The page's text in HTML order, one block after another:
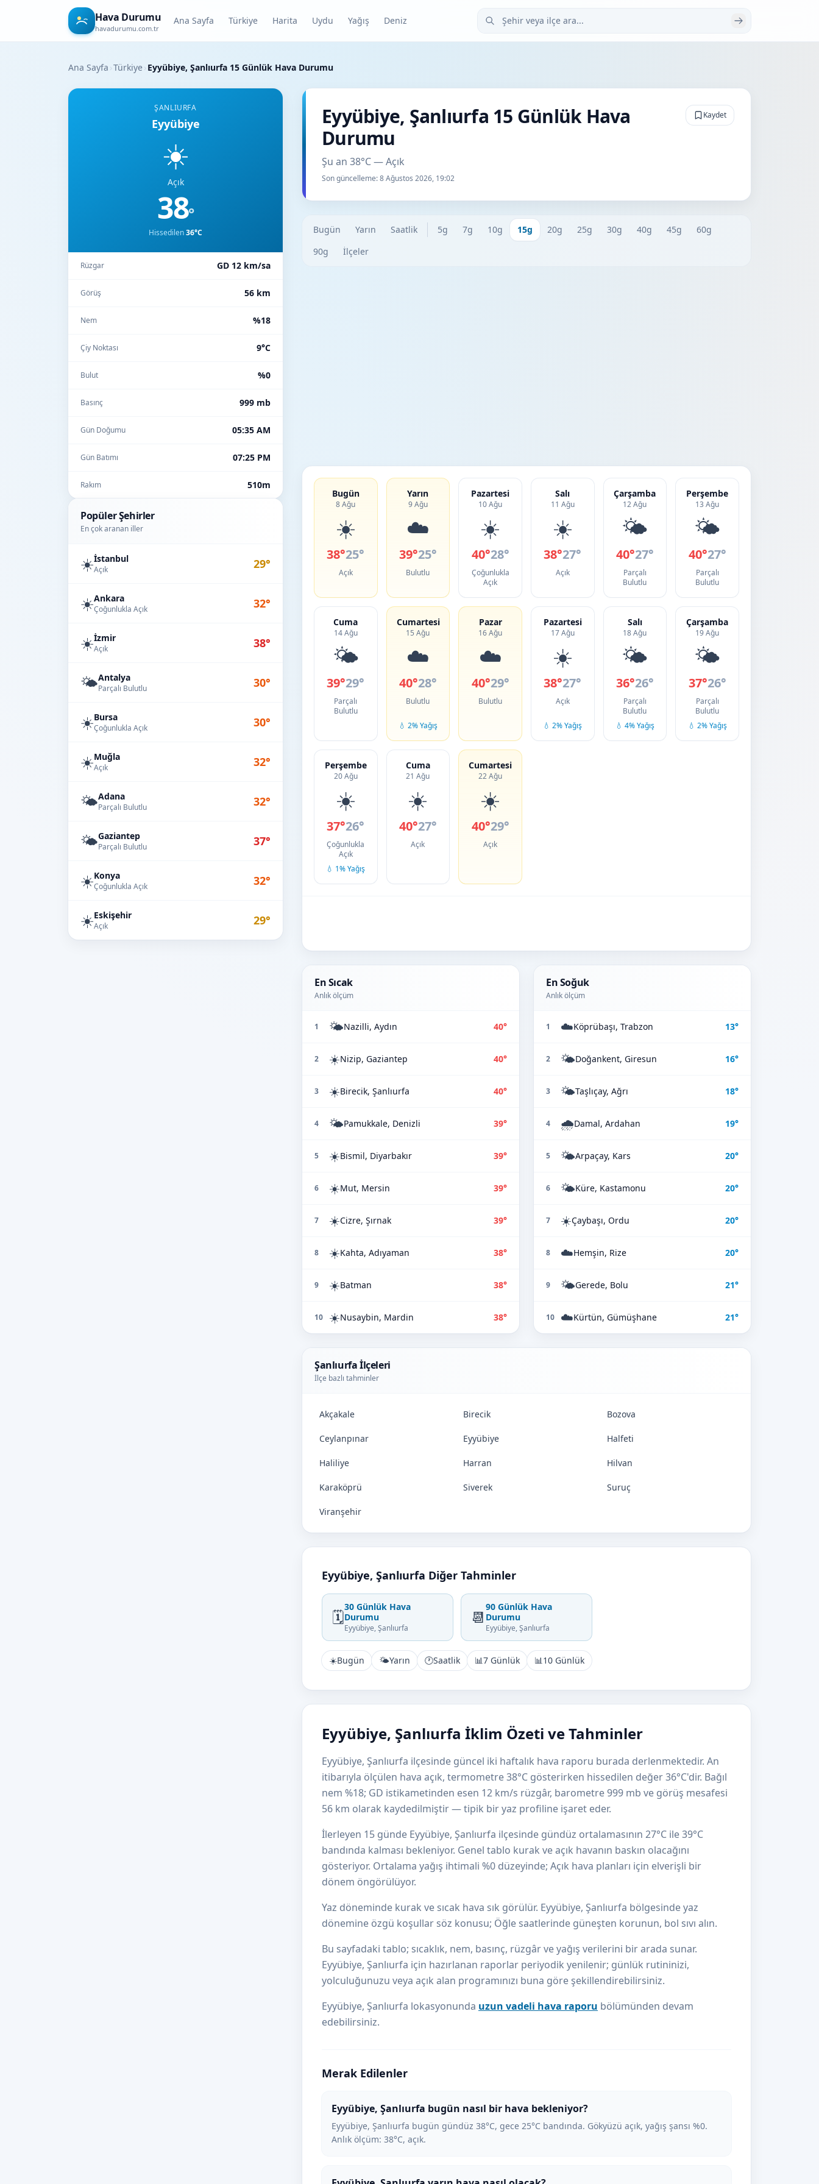
Hava Durumu
havadurumu.com.tr
Ana Sayfa Türkiye Harita Uydu Yağış Deniz Şehir veya ilçe ara
Ana Sayfa ›Türkiye› Eyyübiye, Şanlıurfa 15 Günlük Hava Durumu
ŞANLIURFA
Eyyübiye
☀️
Açık
38°
Hissedilen36°C
Rüzgar GD 12 km/sa
Görüş 56 km
Nem %18
Çiy Noktası 9°C
Bulut %0
Basınç 999 mb
Gün Doğumu 05:35 AM
Gün Batımı 07:25 PM
Rakım 510m
Popüler Şehirler
En çok aranan iller
☀️İstanbul
Açık 29°
☀️Ankara
Çoğunlukla Açık 32°
☀️İzmir
Açık 38°
🌤️Antalya
Parçalı Bulutlu 30°
☀️Bursa
Çoğunlukla Açık 30°
☀️Muğla
Açık 32°
🌤️Adana
Parçalı Bulutlu 32°
🌤️Gaziantep
Parçalı Bulutlu 37°
☀️Konya
Çoğunlukla Açık 32°
☀️Eskişehir
Açık 29°
Eyyübiye, Şanlıurfa 15 Günlük Hava
Durumu
Şu an 38°C — Açık
Son güncelleme:8 Ağustos 2026, 19:02
Kaydet
Bugün Yarın Saatlik 5g 7g 10g 15g 20g 25g 30g 40g 45g
60g
90g
İlçeler
Bugün
8 Ağu
☀️
38°25°
Açık
Yarın
9 Ağu
☁️
39°25°
Bulutlu
Pazartesi
10 Ağu
☀️
40°28°
Çoğunlukla
Açık
Salı
11 Ağu
☀️
38°27°
Açık
Çarşamba
12 Ağu
🌤️
40°27°
Parçalı
Bulutlu
Perşembe
13 Ağu
🌤️
40°27°
Parçalı
Bulutlu
Cuma
14 Ağu
🌤️
39°29°
Parçalı
Bulutlu
Cumartesi
15 Ağu
☁️
40°28°
Bulutlu
💧 2% Yağış
Pazar
16 Ağu
☁️
40°29°
Bulutlu
Pazartesi
17 Ağu
☀️
38°27°
Açık
💧 2% Yağış
Salı
18 Ağu
🌤️
36°26°
Parçalı
Bulutlu
💧 4% Yağış
Çarşamba
19 Ağu
🌤️
37°26°
Parçalı
Bulutlu
💧 2% Yağış
Perşembe
20 Ağu
☀️
37°26°
Çoğunlukla
Açık
💧 1% Yağış
Cuma
21 Ağu
☀️
40°27°
Açık
Cumartesi
22 Ağu
☀️
40°29°
Açık
En Sıcak
Anlık ölçüm
1 🌤️Nazilli, Aydın 40°
2 ☀️Nizip, Gaziantep 40°
3 ☀️Birecik, Şanlıurfa 40°
4 🌤️Pamukkale, Denizli 39°
5 ☀️Bismil, Diyarbakır 39°
6 ☀️Mut, Mersin 39°
7 ☀️Cizre, Şırnak 39°
8 ☀️Kahta, Adıyaman 38°
9 ☀️Batman 38°
10 ☀️Nusaybin, Mardin 38°
En Soğuk
Anlık ölçüm
1 ☁️Köprübaşı, Trabzon 13°
2 🌤️Doğankent, Giresun 16°
3 🌤️Taşlıçay, Ağrı 18°
4 🌧️Damal, Ardahan 19°
5 🌤️Arpaçay, Kars 20°
6 🌤️Küre, Kastamonu 20°
7 ☀️Çaybaşı, Ordu 20°
8 ☁️Hemşin, Rize 20°
9 🌤️Gerede, Bolu 21°
10 ☁️Kürtün, Gümüşhane 21°
Şanlıurfa İlçeleri
İlçe bazlı tahminler
Akçakale Birecik Bozova
Ceylanpınar Eyyübiye Halfeti
Haliliye Harran Hilvan
Karaköprü Siverek Suruç
Viranşehir
Eyyübiye, Şanlıurfa Diğer Tahminler
🗓️
30 Günlük Hava
Durumu
Eyyübiye, Şanlıurfa
📆
90 Günlük Hava
Durumu
Eyyübiye, Şanlıurfa
☀️Bugün 🌤️Yarın 🕐Saatlik 📊7 Günlük 📊10 Günlük
Eyyübiye, Şanlıurfa İklim Özeti ve Tahminler
Eyyübiye, Şanlıurfa ilçesinde güncel iki haftalık hava raporu burada derlenmektedir. An
itibarıyla ölçülen hava açık, termometre 38°C gösterirken hissedilen değer 36°C'dir. Bağıl
nem %18; GD istikametinden esen 12 km/s rüzgâr, barometre 999 mb ve görüş mesafesi
56 km olarak kaydedilmiştir — tipik bir yaz profiline işaret eder.
İlerleyen 15 günde Eyyübiye, Şanlıurfa ilçesinde gündüz ortalamasının 27°C ile 39°C
bandında kalması bekleniyor. Genel tablo kurak ve açık havanın baskın olacağını
gösteriyor. Ortalama yağış ihtimali %0 düzeyinde; Açık hava planları için elverişli bir
dönem öngörülüyor.
Yaz döneminde kurak ve sıcak hava sık görülür. Eyyübiye, Şanlıurfa bölgesinde yaz
dönemine özgü koşullar söz konusu; Öğle saatlerinde güneşten korunun, bol sıvı alın.
Bu sayfadaki tablo; sıcaklık, nem, basınç, rüzgâr ve yağış verilerini bir arada sunar.
Eyyübiye, Şanlıurfa için hazırlanan raporlar periyodik yenilenir; günlük rutininizi,
yolculuğunuzu veya açık alan programınızı buna göre şekillendirebilirsiniz.
Eyyübiye, Şanlıurfa lokasyonunda uzun vadeli hava raporu bölümünden devam
edebilirsiniz.
Merak Edilenler
Eyyübiye, Şanlıurfa bugün nasıl bir hava bekleniyor?
Eyyübiye, Şanlıurfa bugün gündüz 38°C, gece 25°C bandında. Gökyüzü açık, yağış şansı %0.
Anlık ölçüm: 38°C, açık.